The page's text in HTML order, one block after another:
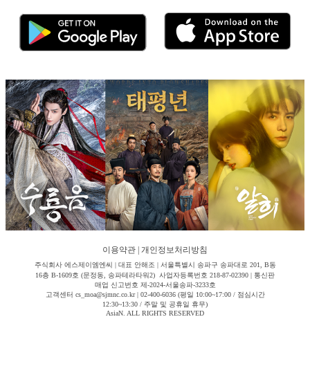
이용약관 개인정보처리방침
주식회사 에스제이엠엔씨 | 대표 안해조 | 서울특별시 송파구 송파대로 201, B동
16층 B-1609호 (문정동, 송파테라타워2) 사업자등록번호 218-87-02390 | 통신판
매업 신고번호 제-2024-서울송파-3233호
고객센터 cs_moa@sjmnc.co.kr | 02-400-6036 (평일 10:00~17:00 / 점심시간
12:30~13:30 / 주말 및 공휴일 휴무)
AsiaN. ALL RIGHTS RESERVED